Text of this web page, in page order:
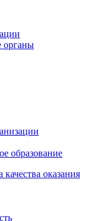
органы
образование
оказания